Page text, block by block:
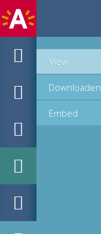
View
Downloaden
Embed